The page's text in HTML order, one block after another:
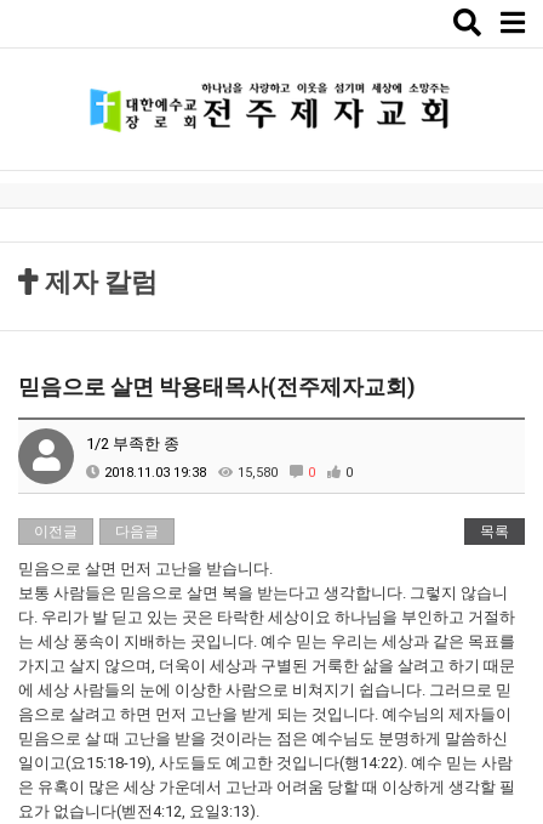
Toggle
제자 칼럼
믿음으로 살면 박용태목사(전주제자교회)
1/2 부족한 종
2018.11.03 19:38 15,580 0 0
이전글 다음글 목록
믿음으로 살면 먼저 고난을 받습니다.
보통 사람들은 믿음으로 살면 복을 받는다고 생각합니다. 그렇지 않습니
다. 우리가 발 딛고 있는 곳은 타락한 세상이요 하나님을 부인하고 거절하
는 세상 풍속이 지배하는 곳입니다. 예수 믿는 우리는 세상과 같은 목표를
가지고 살지 않으며, 더욱이 세상과 구별된 거룩한 삶을 살려고 하기 때문
에 세상 사람들의 눈에 이상한 사람으로 비쳐지기 쉽습니다. 그러므로 믿
음으로 살려고 하면 먼저 고난을 받게 되는 것입니다. 예수님의 제자들이
믿음으로 살 때 고난을 받을 것이라는 점은 예수님도 분명하게 말씀하신
일이고(요15:18-19), 사도들도 예고한 것입니다(행14:22). 예수 믿는 사람
은 유혹이 많은 세상 가운데서 고난과 어려움 당할 때 이상하게 생각할 필
요가 없습니다(벧전4:12, 요일3:13).